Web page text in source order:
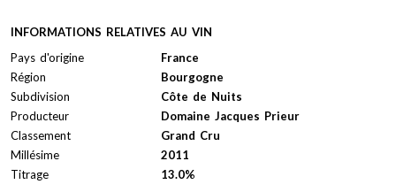
INFORMATIONS RELATIVES AU VIN
Pays d'origine
France
Région
Bourgogne
Subdivision
Côte de Nuits
Producteur
Domaine Jacques Prieur
Classement
Grand Cru
Millésime
2011
Titrage
13.0%